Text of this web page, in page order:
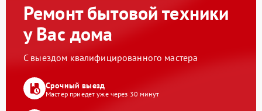
Ремонт бытовой техники
у Вас дома
С выездом квалифицированного мастера
Срочный выезд
Мастер приедет уже через 30 минут